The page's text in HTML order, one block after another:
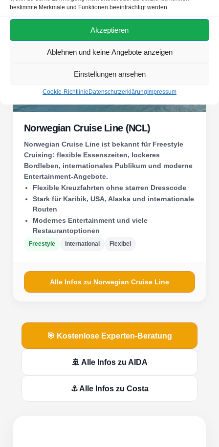
bestimmte Merkmale und Funktionen beeinträchtigt werden.
Akzeptieren
Ablehnen und keine Angebote anzeigen
Einstellungen ansehen
Cookie-Richtlinie Datenschutzerklärung Impressum
Norwegian Cruise Line (NCL)
Norwegian Cruise Line ist bekannt für Freestyle
Cruising: flexible Essenszeiten, lockeres
Bordleben, internationales Publikum und moderne
Entertainment-Angebote.
Flexible Kreuzfahrten ohne starren Dresscode
Stark für Karibik, USA, Alaska und internationale
Routen
Modernes Entertainment und viele
Restaurantoptionen
Freestyle International Flexibel
Alle Infos zu Norwegian Cruise Line
🎯 Kostenlose Experten-Beratung
🚢 Alle Infos zu AIDA
⚓ Alle Infos zu Costa